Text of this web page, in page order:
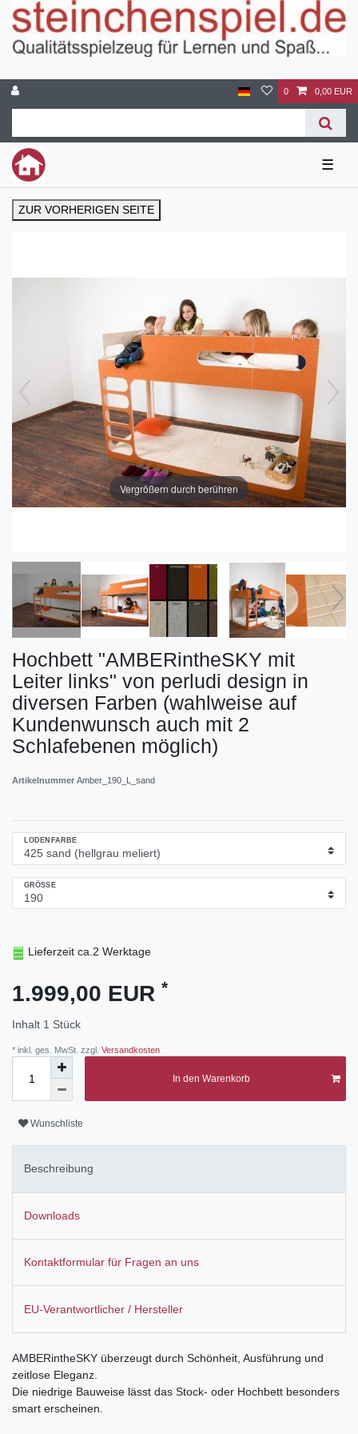
0 0,00 EUR
☰
ZUR VORHERIGEN SEITE
Vergrößern durch berühren
Hochbett "AMBERintheSKY mit
Leiter links" von perludi design in
diversen Farben (wahlweise auf
Kundenwunsch auch mit 2
Schlafebenen möglich)
Artikelnummer Amber_190_L_sand
LODENFARBE
GRÖSSE
Lieferzeit ca.2 Werktage
1.999,00 EUR *
Inhalt 1 Stück
* inkl. ges. MwSt. zzgl. Versandkosten
In den Warenkorb
Wunschliste
Beschreibung
Downloads
Kontaktformular für Fragen an uns
EU-Verantwortlicher / Hersteller
AMBERintheSKY überzeugt durch Schönheit, Ausführung und
zeitlose Eleganz.
Die niedrige Bauweise lässt das Stock- oder Hochbett besonders
smart erscheinen.